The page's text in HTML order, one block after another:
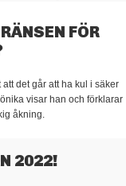
FÖR
det går att ha kul i säker
visar han och förklarar
åkning.
2022!